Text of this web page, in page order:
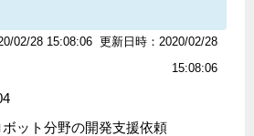
02/28 15:08:06 更新日時：2020/02/28
15:08:06
ボット分野の開発支援依頼